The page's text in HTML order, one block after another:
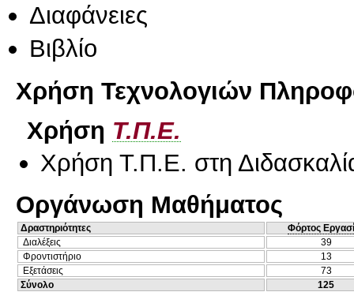
Διαφάνειες
Βιβλίο
Χρήση Τεχνολογιών
Χρήση Τ.Π.Ε.
Χρήση Τ.Π.Ε. στη
Οργάνωση Μαθήματος
Δραστηριότητες
Φόρτος
Διαλέξεις
39
Φροντιστήριο
13
Εξετάσεις
73
Σύνολο
125